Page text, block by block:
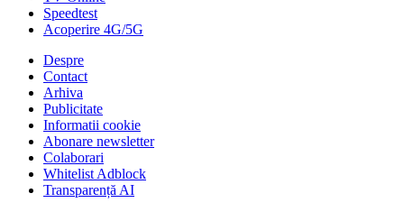
Speedtest
Acoperire 4G/5G
Despre
Contact
Arhiva
Publicitate
Informatii cookie
Abonare newsletter
Colaborari
Whitelist Adblock
Transparență AI